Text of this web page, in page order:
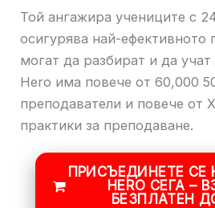
Той ангажира учениците с
осигурява най-ефективното
могат да разбират и да учат
Hero има повече от 60,000
преподаватели и повече от
практики за преподаване.
ПРИСЪЕДИНЕТЕ СЕ
HERO СЕГА –
БЕЗПЛАТЕН